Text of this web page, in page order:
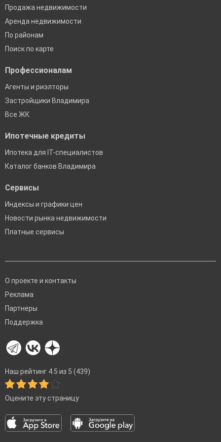
Продажа недвижимости
Аренда недвижимости
По районам
Поиск по карте
Профессионалам
Агенты и риэлторы
Застройщики Владимира
Все ЖК
Ипотечные кредиты
Ипотека для IT-специалистов
Каталог банков Владимира
Сервисы
Индексы и графики цен
Новости рынка недвижимости
Платные сервисы
О проекте и контакты
Реклама
Партнеры
Поддержка
Наш рейтинг 4.5 из 5 (439)
Оцените эту страницу